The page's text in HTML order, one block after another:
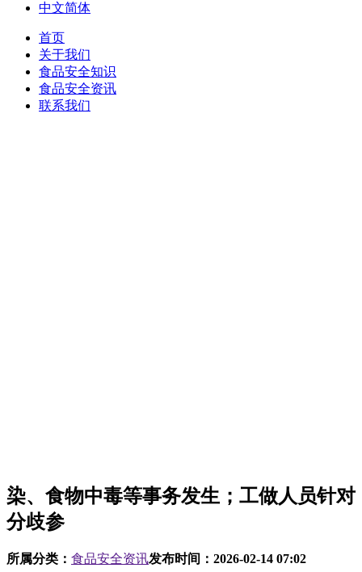
中文简体
首页
关于我们
食品安全知识
食品安全资讯
联系我们
染、食物中毒等事务发生；工做人员针对
分歧参
所属分类： 食品安全资讯发布时间： 2026-02-14 07:02